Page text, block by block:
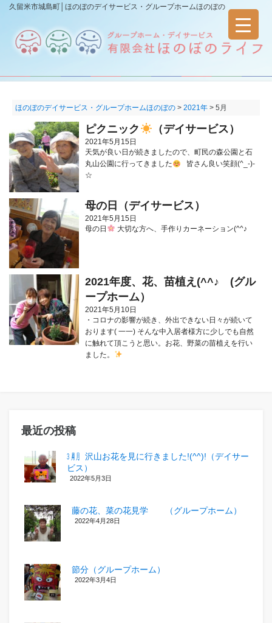
久留米市城島町│ほのぼのデイサービス・グループホームほのぼの
ほのぼのデイサービス・グループホームほのぼの > 2021年 > 5月
ピクニック （デイサービス）
2021年5月15日
天気が良い日が続きましたので、町民の森公園と石
丸山公園に行ってきました
皆さん良い笑顔(^_-)-
☆
母の日（デイサービス）
2021年5月15日
母の日
大切な方へ、手作りカーネーション(^^♪
2021年度、花、苗植え(^^♪ (グル
ープホーム）
2021年5月10日
・コロナの影響が続き、外出できない日々が続いて
おります( 一一) そんな中入居者様方に少しでも自然
に触れて頂こうと思い。お花、野菜の苗植えを行い
ました。
最近の投稿
㋂㋃、沢山お花を見に行きました!(^^)!（デイサー
ビス）
2022年5月3日
藤の花、菜の花見学 （グループホーム）
2022年4月28日
節分（グループホーム）
2022年3月4日